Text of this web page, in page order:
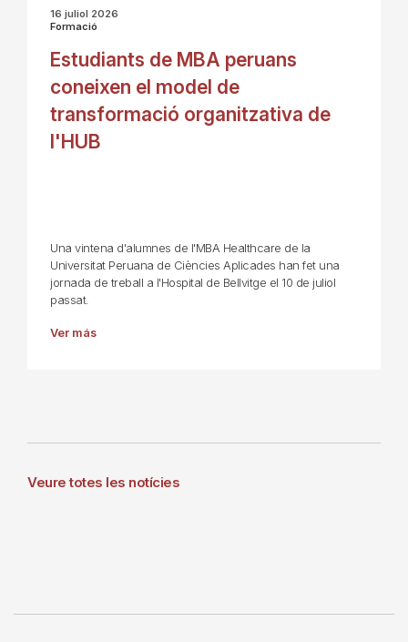
16 juliol 2026
Formació
Estudiants de MBA peruans
coneixen el model de
transformació organitzativa de
l'HUB
Una vintena d'alumnes de l'MBA Healthcare de la
Universitat Peruana de Ciències Aplicades han fet una
jornada de treball a l'Hospital de Bellvitge el 10 de juliol
passat.
Ver más
Veure totes les notícies